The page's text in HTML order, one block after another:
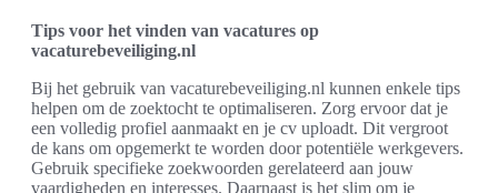
Tips voor het vinden van vacatures op
vacaturebeveiliging.nl
Bij het gebruik van vacaturebeveiliging.nl kunnen enkele tips
helpen om de zoektocht te optimaliseren. Zorg ervoor dat je
een volledig profiel aanmaakt en je cv uploadt. Dit vergroot
de kans om opgemerkt te worden door potentiële werkgevers.
Gebruik specifieke zoekwoorden gerelateerd aan jouw
vaardigheden en interesses. Daarnaast is het slim om je